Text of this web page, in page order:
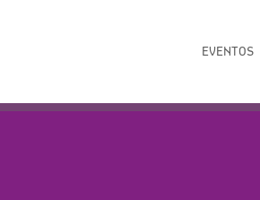
EVENTOS